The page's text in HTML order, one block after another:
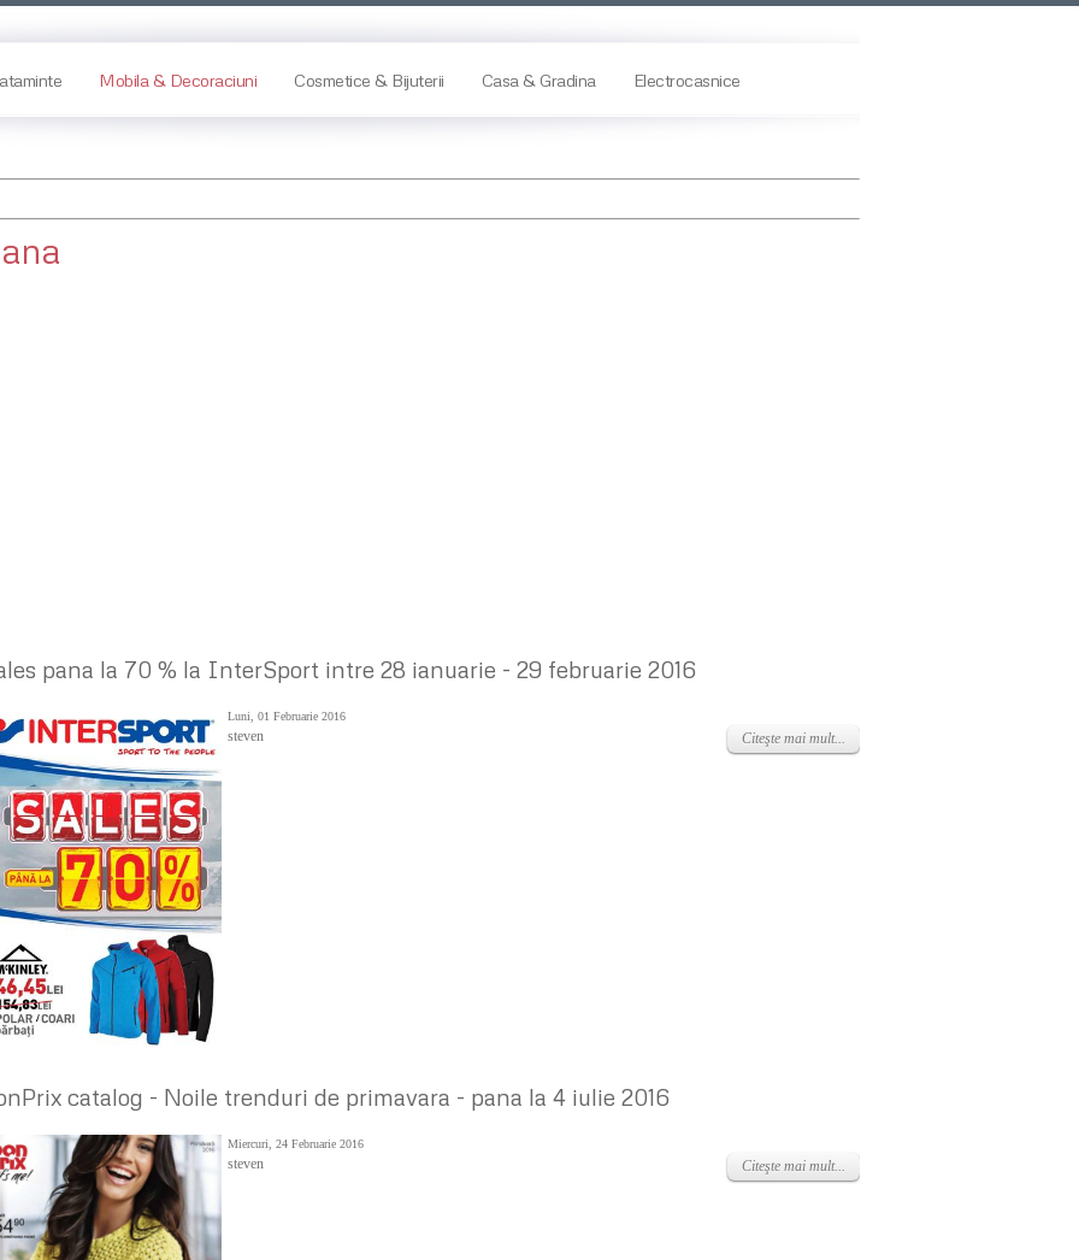
Mobila & Decoraciuni Cosmetice & Bijuterii Casa & Gradina Electrocasnice
pana la 70 % la InterSport intre 28 ianuarie - 29 februarie 2016
Luni, 01 Februarie 2016
steven Citeşte mai mult...
catalog - Noile trenduri de primavara - pana la 4 iulie 2016
Miercuri, 24 Februarie 2016
steven Citeşte mai mult...